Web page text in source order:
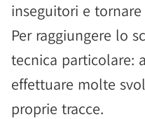
inseguitori e tornare
Per raggiungere lo
tecnica particolare:
effettuare molte
proprie tracce.